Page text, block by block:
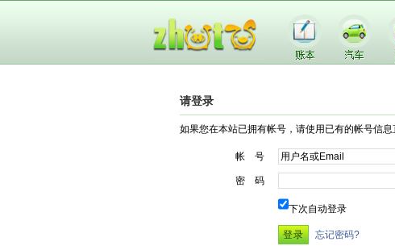
请登录
如果您在本站已拥有帐号，请使用已有的帐号信息
帐 号
密 码
下次自动登录
忘记密码?